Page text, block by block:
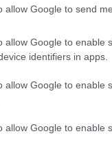
allow Google to send
allow Google to enable
identifiers in apps.
allow Google to enable
allow Google to enable
strumenti
efficace, ma
non basta più
Ti sei mai
David Hoffeld,